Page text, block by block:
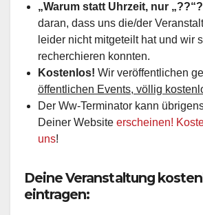
„Warum statt Uhrzeit, nur
daran, dass uns die/der
leider nicht mitgeteilt hat und wir
recherchieren konnten.
Kostenlos! Wir veröffentlichen
öffentlichen Events, völlig
Der Ww-Terminator kann
Deiner Website erscheinen!
uns!
Deine Veranstaltung
eintragen: